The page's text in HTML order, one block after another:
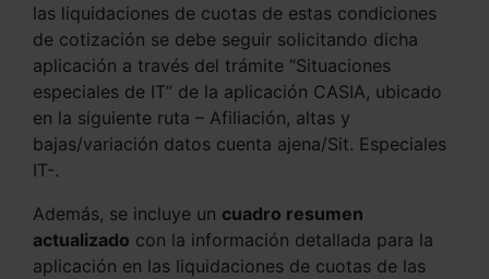
las liquidaciones de cuotas de estas condiciones
de cotización se debe seguir solicitando dicha
aplicación a través del trámite “Situaciones
especiales de IT” de la aplicación CASIA, ubicado
en la siguiente ruta – Afiliación, altas y
bajas/variación datos cuenta ajena/Sit. Especiales
IT-.
Además, se incluye un cuadro resumen
actualizado con la información detallada para la
aplicación en las liquidaciones de cuotas de las